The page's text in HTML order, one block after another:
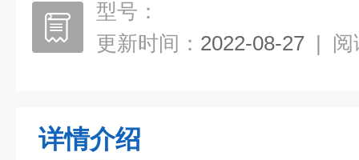
型号：
更新时间： 2022-08-27 | 阅
详情介绍